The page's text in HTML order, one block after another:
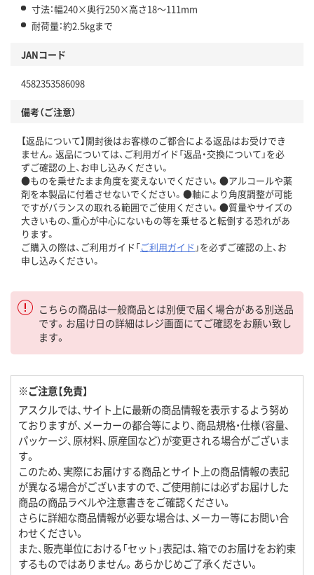
寸法：幅240×奥行250×高さ18～111mm
耐荷量：約2.5kgまで
JANコード
4582353586098
備考（ご注意）
【返品について】開封後はお客様のご都合による返品はお受けでき
ません。返品については、ご利用ガイド「返品・交換について」を必
ずご確認の上、お申し込みください。
●ものを乗せたまま角度を変えないでください。●アルコールや薬
剤を本製品に付着させないでください。●軸により角度調整が可能
ですがバランスの取れる範囲でご使用ください。●質量やサイズの
大きいもの、重心が中心にないもの等を乗せると転倒する恐れがあ
ります。
ご購入の際は、ご利用ガイド「ご利用ガイド 」を必ずご確認の上、お
申し込みください。
こちらの商品は一般商品とは別便で届く場合がある別送品
です。お届け日の詳細はレジ画面にてご確認をお願い致し
ます。
※ご注意【免責】
アスクルでは、サイト上に最新の商品情報を表示するよう努め
ておりますが、メーカーの都合等により、商品規格・仕様（容量、
パッケージ、原材料、原産国など）が変更される場合がございま
す。
このため、実際にお届けする商品とサイト上の商品情報の表記
が異なる場合がございますので、ご使用前には必ずお届けした
商品の商品ラベルや注意書きをご確認ください。
さらに詳細な商品情報が必要な場合は、メーカー等にお問い合
わせください。
また、販売単位における「セット」表記は、箱でのお届けをお約束
するものではありません。あらかじめご了承ください。